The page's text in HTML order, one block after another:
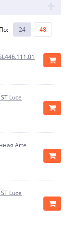
По: 24 48
Luce
Arte
Luce